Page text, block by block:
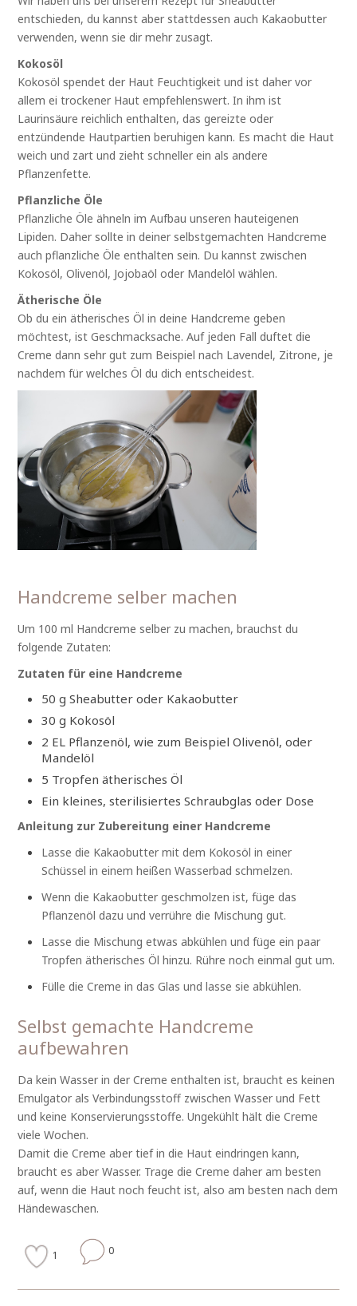
entschieden, du kannst aber stattdessen auch Kakaobutter
verwenden, wenn sie dir mehr zusagt.
Kokosöl
Kokosöl spendet der Haut Feuchtigkeit und ist daher vor
allem ei trockener Haut empfehlenswert. In ihm ist
Laurinsäure reichlich enthalten, das gereizte oder
entzündende Hautpartien beruhigen kann. Es macht die Haut
weich und zart und zieht schneller ein als andere
Pflanzenfette.
Pflanzliche Öle
Pflanzliche Öle ähneln im Aufbau unseren hauteigenen
Lipiden. Daher sollte in deiner selbstgemachten Handcreme
auch pflanzliche Öle enthalten sein. Du kannst zwischen
Kokosöl, Olivenöl, Jojobaöl oder Mandelöl wählen.
Ätherische Öle
Ob du ein ätherisches Öl in deine Handcreme geben
möchtest, ist Geschmacksache. Auf jeden Fall duftet die
Creme dann sehr gut zum Beispiel nach Lavendel, Zitrone, je
nachdem für welches Öl du dich entscheidest.
Handcreme selber machen
Um 100 ml Handcreme selber zu machen, brauchst du
folgende Zutaten:
Zutaten für eine Handcreme
50 g Sheabutter oder Kakaobutter
30 g Kokosöl
2 EL Pflanzenöl, wie zum Beispiel Olivenöl, oder
Mandelöl
5 Tropfen ätherisches Öl
Ein kleines, sterilisiertes Schraubglas oder Dose
Anleitung zur Zubereitung einer Handcreme
Lasse die Kakaobutter mit dem Kokosöl in einer
Schüssel in einem heißen Wasserbad schmelzen.
Wenn die Kakaobutter geschmolzen ist, füge das
Pflanzenöl dazu und verrühre die Mischung gut.
Lasse die Mischung etwas abkühlen und füge ein paar
Tropfen ätherisches Öl hinzu. Rühre noch einmal gut um.
Fülle die Creme in das Glas und lasse sie abkühlen.
Selbst gemachte Handcreme
aufbewahren
Da kein Wasser in der Creme enthalten ist, braucht es keinen
Emulgator als Verbindungsstoff zwischen Wasser und Fett
und keine Konservierungsstoffe. Ungekühlt hält die Creme
viele Wochen.
Damit die Creme aber tief in die Haut eindringen kann,
braucht es aber Wasser. Trage die Creme daher am besten
auf, wenn die Haut noch feucht ist, also am besten nach dem
Händewaschen.
1 0